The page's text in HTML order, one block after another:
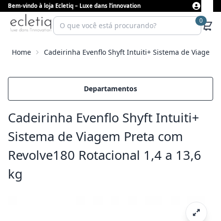
Bem-vindo à loja Ecletiq – Luxe dans l’innovation
0
Home Cadeirinha Evenflo Shyft Intuiti+ Sistema de Viagem
Departamentos
Cadeirinha Evenflo Shyft Intuiti+
Sistema de Viagem Preta com
Revolve180 Rotacional 1,4 a 13,6
kg